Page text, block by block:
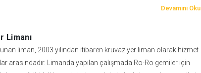
Devamını Oku
Limanı
liman, 2003 yılından itibaren kruvaziyer liman olarak hizmet
arasındadır. Limanda yapılan çalışmada Ro-Ro gemiler için